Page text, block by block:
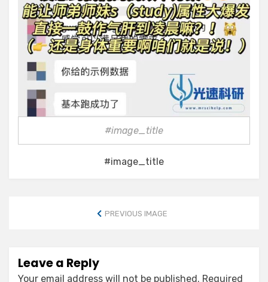
#image_title
#image_title
PREVIOUS IMAGE
Leave a Reply
Your email address will not be published. Required